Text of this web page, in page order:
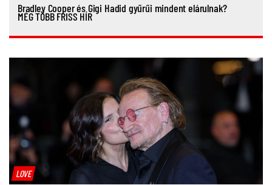
Bradley Cooper és Gigi Hadid gyűrűi mindent elárulnak?
MÉG TÖBB FRISS HÍR
LOVE